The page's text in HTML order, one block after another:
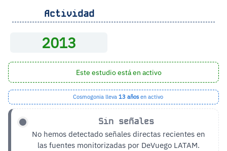
Actividad
2013
Este estudio está en activo
Cosmogonia lleva 13 añosen activo
Sin señales
No hemos detectado señales directas recientes en
las fuentes monitorizadas por DeVuego LATAM.